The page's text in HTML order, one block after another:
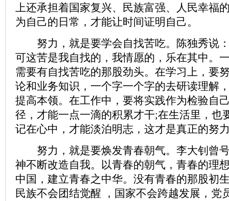
上还承担着国家复兴、民族富强、人民幸福
为自己的日常，才能让时间证明自己。
努力，就是要学会自找苦吃。陈独秀说
可这苦是我自找的，我情愿的，乐在其中。
需要有自找苦吃的那股劲头。在学习上，要
论和业务知识，一个字一个字的去研读理解
提高本领。在工作中，要将实践作为检验自
径，才能一点一滴的积累才干;在生活里，也
记在心中，才能淡泊明志，这才是真正的努
努力，就是要焕发青春朝气。李大钊曾
神不断改造自我。以青春的朝气，青春的理
中国，建立青春之中华。没有青春的那股初
民族不会团结觉醒 ，国家不会跨越发展，党